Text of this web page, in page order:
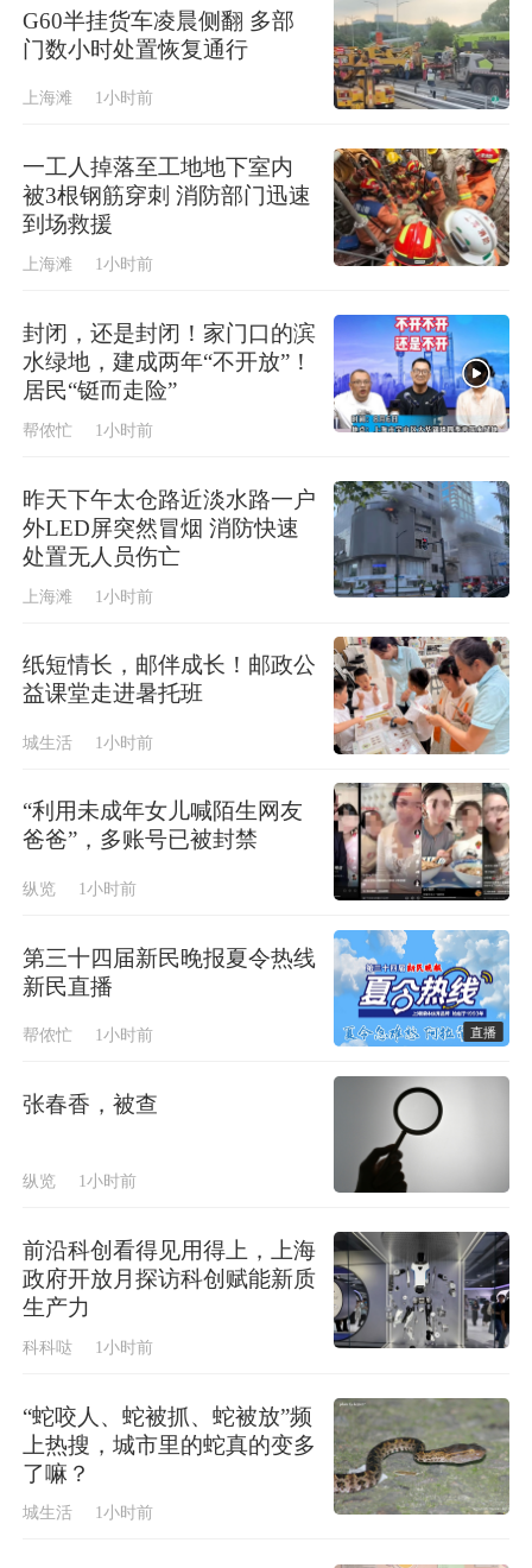
G60半挂货车凌晨侧翻 多部
门数小时处置恢复通行
上海滩 1小时前
一工人掉落至工地地下室内
被3根钢筋穿刺 消防部门迅速
到场救援
上海滩 1小时前
封闭，还是封闭！家门口的滨
水绿地，建成两年“不开放”！
居民“铤而走险”
帮侬忙 1小时前
昨天下午太仓路近淡水路一户
外LED屏突然冒烟 消防快速
处置无人员伤亡
上海滩 1小时前
纸短情长，邮伴成长！邮政公
益课堂走进暑托班
城生活 1小时前
“利用未成年女儿喊陌生网友
爸爸”，多账号已被封禁
纵览 1小时前
第三十四届新民晚报夏令热线
新民直播
帮侬忙 1小时前 直播
张春香，被查
纵览 1小时前
前沿科创看得见用得上，上海
政府开放月探访科创赋能新质
生产力
科科哒 1小时前
“蛇咬人、蛇被抓、蛇被放”频
上热搜，城市里的蛇真的变多
了嘛？
城生活 1小时前